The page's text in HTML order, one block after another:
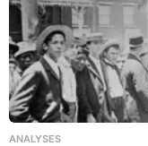
ANALYSES